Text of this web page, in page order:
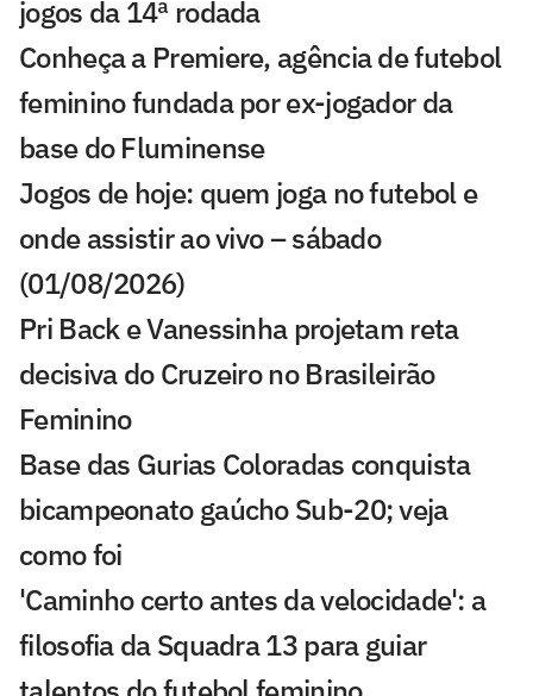
jogos da 14ª rodada
Conheça a Premiere, agência de futebol
feminino fundada por ex-jogador da
base do Fluminense
Jogos de hoje: quem joga no futebol e
onde assistir ao vivo – sábado
(01/08/2026)
Pri Back e Vanessinha projetam reta
decisiva do Cruzeiro no Brasileirão
Feminino
Base das Gurias Coloradas conquista
bicampeonato gaúcho Sub-20; veja
como foi
'Caminho certo antes da velocidade': a
filosofia da Squadra 13 para guiar